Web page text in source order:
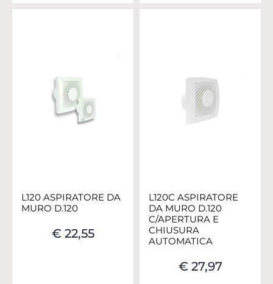
L120 ASPIRATORE DA
MURO D.120
€ 22,55
L120C ASPIRATORE
DA MURO D.120
C/APERTURA E
CHIUSURA
AUTOMATICA
€ 27,97